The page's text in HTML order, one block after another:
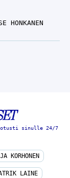
HONKANEN
sinulle 24/7
KORHONEN
LAINE